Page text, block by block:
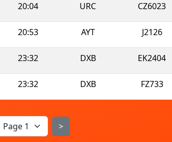
20:04 URC CZ6023
20:53 AYT J2126
23:32 DXB EK2404
23:32 DXB FZ733
>